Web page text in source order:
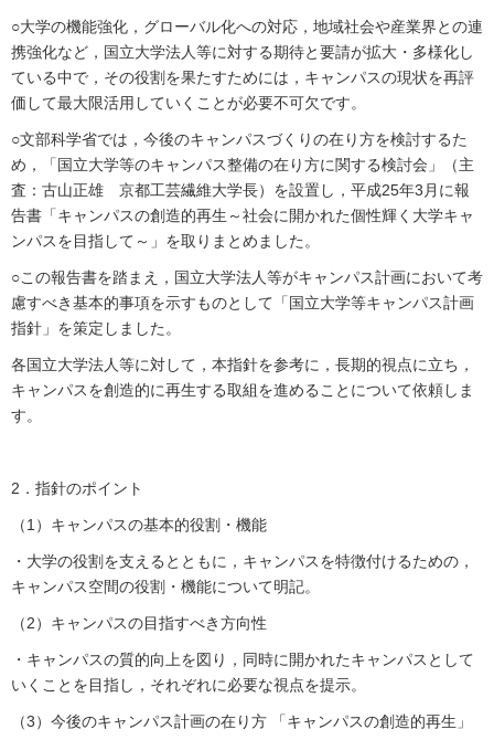
○大学の機能強化，グローバル化への対応，地域社会や産業界との連
携強化など，国立大学法人等に対する期待と要請が拡大・多様化し
ている中で，その役割を果たすためには，キャンパスの現状を再評
価して最大限活用していくことが必要不可欠です。
○文部科学省では，今後のキャンパスづくりの在り方を検討するた
め，「国立大学等のキャンパス整備の在り方に関する検討会」（主
査：古山正雄 京都工芸繊維大学長）を設置し，平成25年3月に報
告書「キャンパスの創造的再生～社会に開かれた個性輝く大学キャ
ンパスを目指して～」を取りまとめました。
○この報告書を踏まえ，国立大学法人等がキャンパス計画において考
慮すべき基本的事項を示すものとして「国立大学等キャンパス計画
指針」を策定しました。
各国立大学法人等に対して，本指針を参考に，長期的視点に立ち，
キャンパスを創造的に再生する取組を進めることについて依頼しま
す。
2．指針のポイント
（1）キャンパスの基本的役割・機能
・大学の役割を支えるとともに，キャンパスを特徴付けるための，
キャンパス空間の役割・機能について明記。
（2）キャンパスの目指すべき方向性
・キャンパスの質的向上を図り，同時に開かれたキャンパスとして
いくことを目指し，それぞれに必要な視点を提示。
（3）今後のキャンパス計画の在り方 「キャンパスの創造的再生」